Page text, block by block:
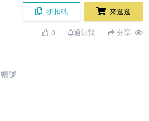
折扣碼 來逛逛
0 通知我 分享
帳號